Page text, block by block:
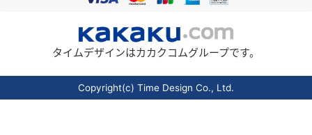
タイムデザインはカカクコムグループです。
Copyright(c) Time Design Co., Ltd.